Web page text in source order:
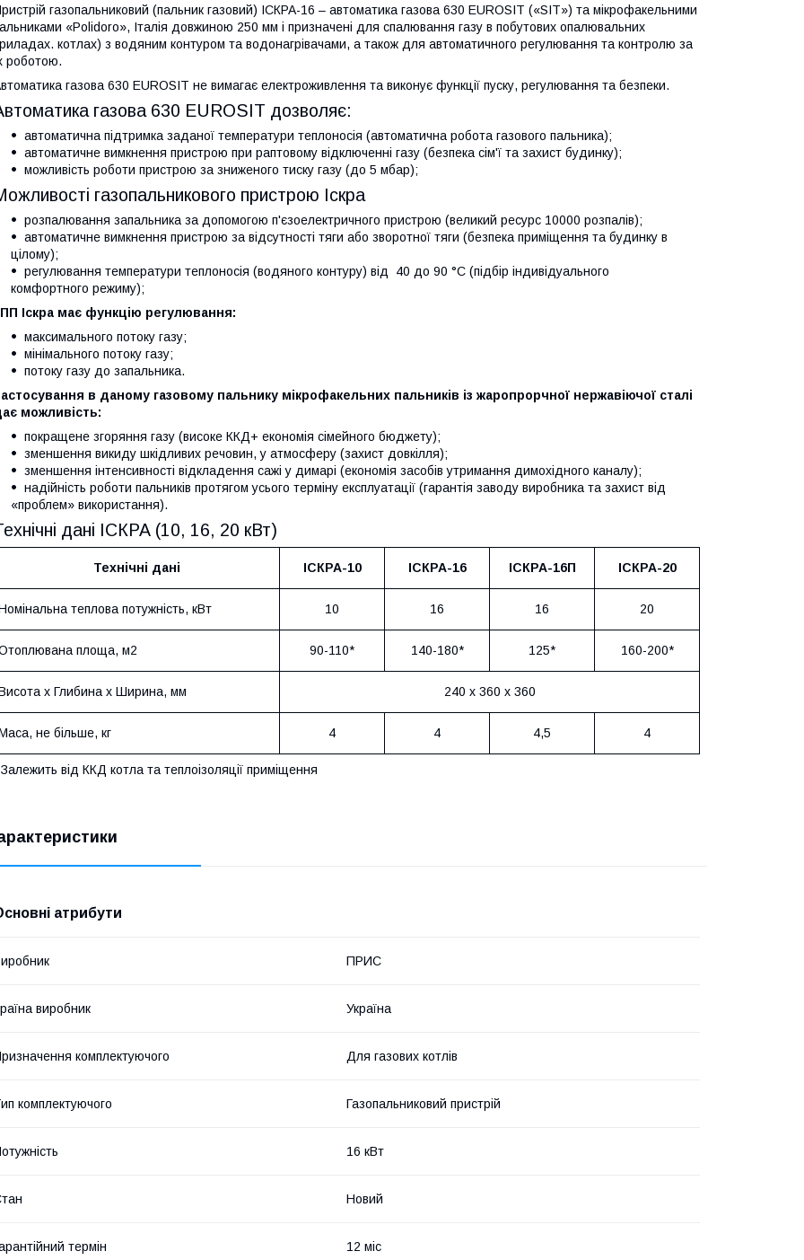
газопальниковий (пальник газовий) ІСКРА-16 – автоматика газова 630 EUROSIT («SIT») та мікрофакельними
«Polidoro», Італія довжиною 250 мм і призначені для спалювання газу в побутових опалювальних
котлах) з водяним контуром та водонагрівачами, а також для автоматичного регулювання та контролю за
роботою.
газова 630 EUROSIT не вимагає електроживлення та виконує функції пуску, регулювання та безпеки.
газова 630 EUROSIT дозволяє:
автоматична підтримка заданої температури теплоносія (автоматична робота газового пальника);
автоматичне вимкнення пристрою при раптовому відключенні газу (безпека сім'ї та захист будинку);
можливість роботи пристрою за зниженого тиску газу (до 5 мбар);
газопальникового пристрою Іскра
розпалювання запальника за допомогою п'єзоелектричного пристрою (великий ресурс 10000 розпалів);
автоматичне вимкнення пристрою за відсутності тяги або зворотної тяги (безпека приміщення та будинку в
цілому);
регулювання температури теплоносія (водяного контуру) від 40 до 90 °С (підбір індивідуального
комфортного режиму);
Іскра має функцію регулювання:
максимального потоку газу;
мінімального потоку газу;
потоку газу до запальника.
в даному газовому пальнику мікрофакельних пальників із жаропрорчної нержавіючої сталі
можливість:
покращене згоряння газу (високе ККД+ економія сімейного бюджету);
зменшення викиду шкідливих речовин, у атмосферу (захист довкілля);
зменшення інтенсивності відкладення сажі у димарі (економія засобів утримання димохідного каналу);
надійність роботи пальників протягом усього терміну експлуатації (гарантія заводу виробника та захист від
«проблем» використання).
дані ІСКРА (10, 16, 20 кВт)
Технічні дані ІСКРА-10 ІСКРА-16 ІСКРА-16П ІСКРА-20
теплова потужність, кВт 10 16 16 20
площа, м2 90-110* 140-180* 125* 160-200*
х Глибина х Ширина, мм 240 х 360 х 360
не більше, кг 4 4 4,5 4
Залежить від ККД котла та теплоізоляції приміщення
атрибути
ПРИС
виробник Україна
комплектуючого Для газових котлів
комплектуючого Газопальниковий пристрій
16 кВт
Новий
термін 12 міс